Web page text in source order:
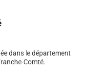
dans le département
Comté.